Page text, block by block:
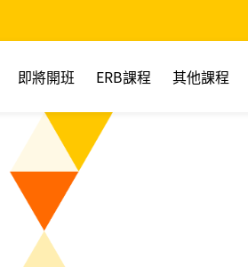
即將開班 ERB課程 其他課程